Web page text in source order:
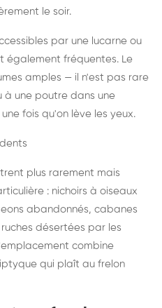
le soir.
par une lucarne ou
également fréquentes. Le
amples — il n'est pas rare
à une poutre dans une
fois qu'on lève les yeux.
plus rarement mais
: nichoirs à oiseaux
abandonnés, cabanes
désertées par les
combine
qui plaît au frelon